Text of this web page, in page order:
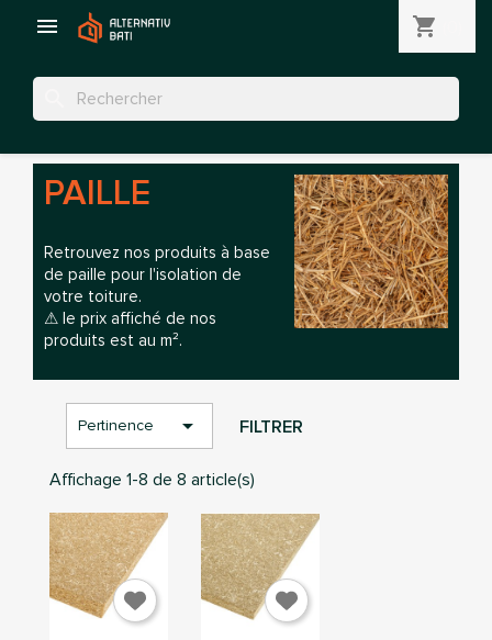
 shopping_cart
PAILLE
Retrouvez nos produits à base
de paille pour l'isolation de
votre toiture.
⚠ le prix affiché de nos
produits est au m².
Pertinence  FILTRER
Affichage 1-8 de 8 article(s)